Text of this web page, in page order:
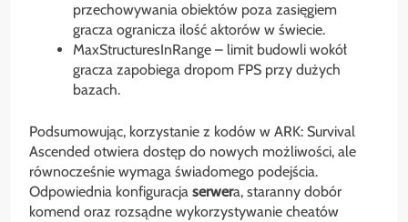
przechowywania obiektów poza zasięgiem
gracza ogranicza ilość aktorów w świecie.
MaxStructuresInRange – limit budowli wokół
gracza zapobiega dropom FPS przy dużych
bazach.
Podsumowując, korzystanie z kodów w ARK: Survival
Ascended otwiera dostęp do nowych możliwości, ale
równocześnie wymaga świadomego podejścia.
Odpowiednia konfiguracja serwera, staranny dobór
komend oraz rozsądne wykorzystywanie cheatów